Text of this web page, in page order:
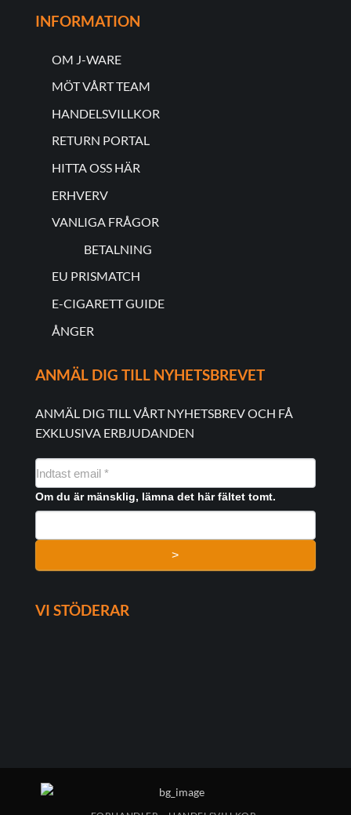
INFORMATION
OM J-WARE
MÖT VÅRT TEAM
HANDELSVILLKOR
RETURN PORTAL
HITTA OSS HÄR
ERHVERV
VANLIGA FRÅGOR
BETALNING
EU PRISMATCH
E-CIGARETT GUIDE
ÅNGER
ANMÄL DIG TILL NYHETSBREVET
ANMÄL DIG TILL VÅRT NYHETSBREV OCH FÅ
EXKLUSIVA ERBJUDANDEN
NYHEDSMAIL
FORMULAR
Om du är mänsklig, lämna det här fältet tomt.
>
VI STÖDERAR